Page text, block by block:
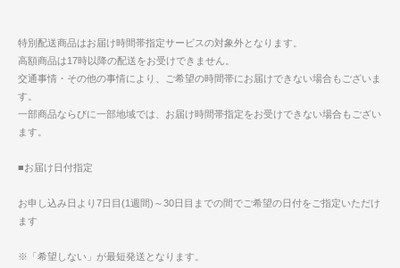
特別配送商品はお届け時間帯指定サービスの対象外となります。
高額商品は17時以降の配送をお受けできません。
交通事情・その他の事情により、ご希望の時間帯にお届けできない場合もございま
す。
一部商品ならびに一部地域では、お届け時間帯指定をお受けできない場合もござい
ます。
■お届け日付指定
お申し込み日より7日目(1週間)～30日目までの間でご希望の日付をご指定いただけ
ます
※「希望しない」が最短発送となります。